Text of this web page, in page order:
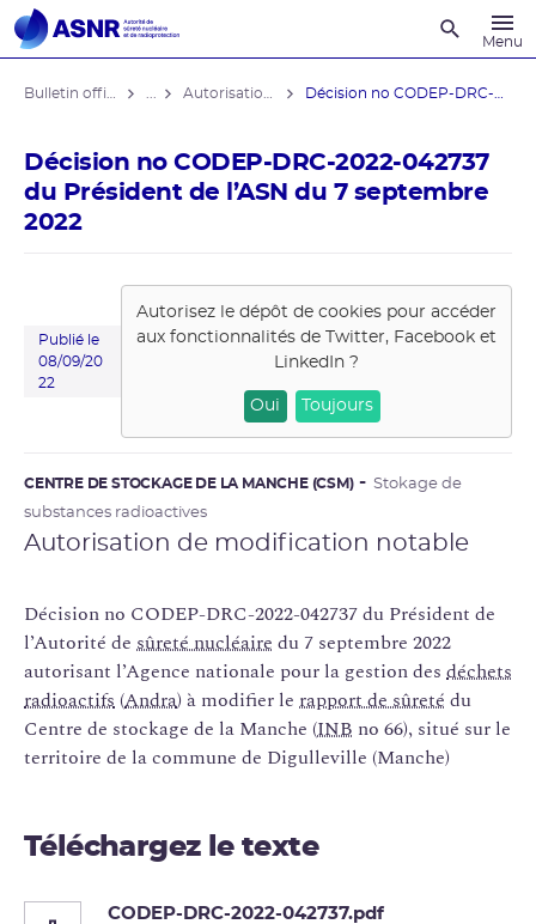
Menu
Décision no CODEP-DRC-2022-042737
du Président de l’ASN du 7 septembre
2022
Publié le
08/09/20
22
Autorisez le dépôt de cookies pour accéder
aux fonctionnalités de Twitter, Facebook et
LinkedIn?
Oui Toujours
CENTRE DE STOCKAGE DE LA MANCHE (CSM)
Stokage de
substances radioactives
Autorisation de modification notable
Décision no CODEP-DRC-2022-042737 du Président de
l’Autorité de sûreté nucléaire du 7 septembre 2022
autorisant l’Agence nationale pour la gestion des déchets
radioactifs (Andra) à modifier le rapport de sûreté du
Centre de stockage de la Manche (INB no 66), situé sur le
territoire de la commune de Digulleville (Manche)
Téléchargez le texte
CODEP-DRC-2022-042737.pdf